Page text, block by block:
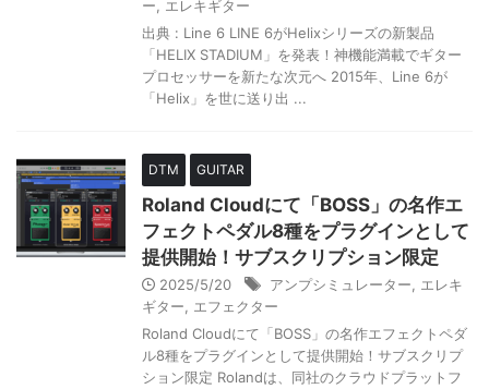
ー
エレキギター
出典 : Line 6 LINE 6がHelixシリーズの新製品
「HELIX STADIUM」を発表！神機能満載でギター
プロセッサーを新たな次元へ 2015年、Line 6が
「Helix」を世に送り出 ...
DTM GUITAR
Roland Cloudにて「BOSS」の名作エ
フェクトペダル8種をプラグインとして
提供開始！サブスクリプション限定
2025/5/20 アンプシミュレーター
エレキ
ギター
エフェクター
Roland Cloudにて「BOSS」の名作エフェクトペダ
ル8種をプラグインとして提供開始！サブスクリプ
ション限定 Rolandは、同社のクラウドプラットフ